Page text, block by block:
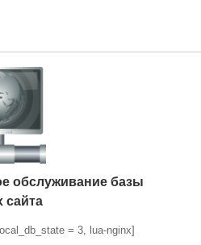
обслуживание базы
сайта
= 3, lua-nginx]